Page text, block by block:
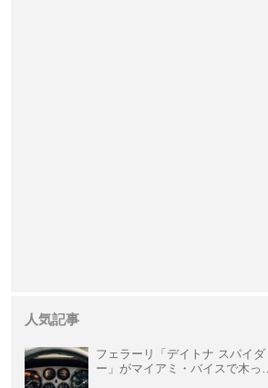
人気記事
フェラーリ「デイトナ スパイダ
ー」がマイアミ・バイスで木っ端